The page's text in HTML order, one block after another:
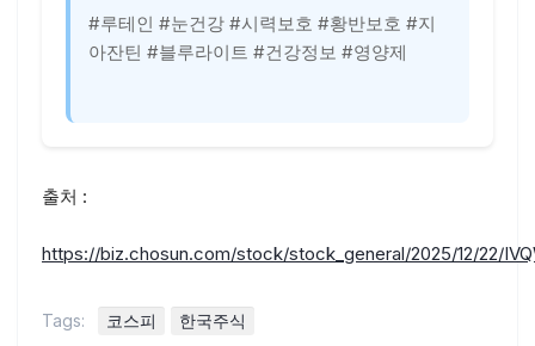
#루테인 #눈건강 #시력보호 #황반보호 #지
아잔틴 #블루라이트 #건강정보 #영양제
출처 :
https://biz.chosun.com/stock/stock_general/2025/12/22/
Tags: 코스피 한국주식